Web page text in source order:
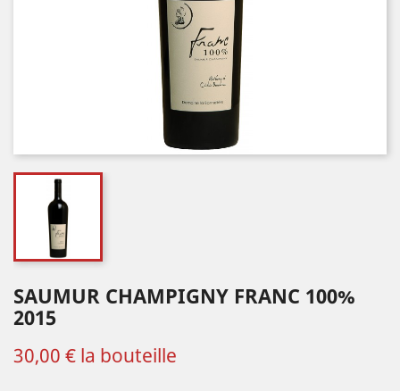
SAUMUR CHAMPIGNY FRANC 100%
2015
30,00 € la bouteille